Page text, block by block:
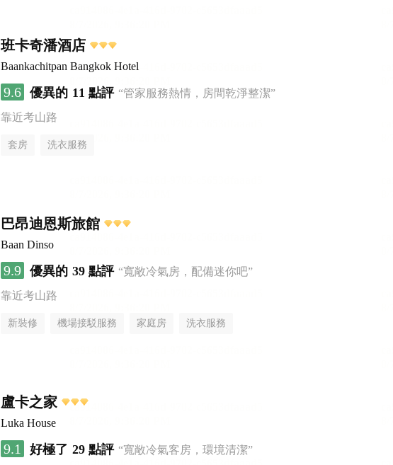
班卡奇潘酒店
Baankachitpan Bangkok Hotel
9.6 優異的 11 點評 “管家服務熱情，房間乾淨整潔”
靠近考山路
套房 洗衣服務
巴昂迪恩斯旅館
Baan Dinso
9.9 優異的 39 點評 “寬敞冷氣房，配備迷你吧”
靠近考山路
新裝修 機場接駁服務 家庭房 洗衣服務
盧卡之家
Luka House
9.1 好極了 29 點評 “寬敞冷氣客房，環境清潔”